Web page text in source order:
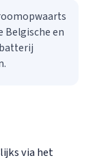
Belgische en
via het